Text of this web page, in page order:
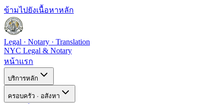
ข้ามไปยังเนื้อหาหลัก
Legal · Notary · Translation
NYC Legal & Notary
หน้าแรก
บริการหลัก
ครอบครัว · อสังหา